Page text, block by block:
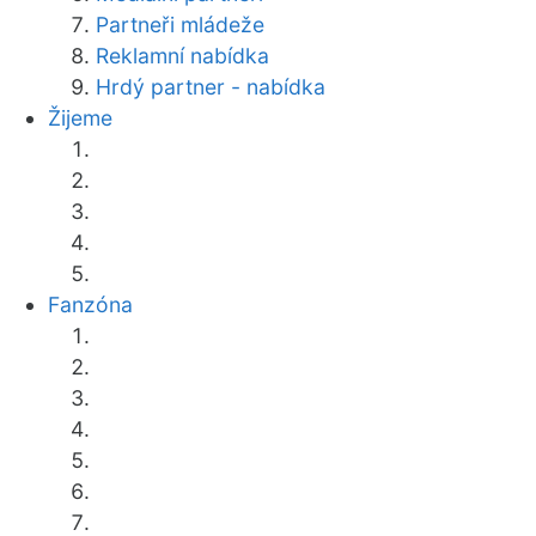
Partneři mládeže
Reklamní nabídka
Hrdý partner - nabídka
Žijeme
Fanzóna